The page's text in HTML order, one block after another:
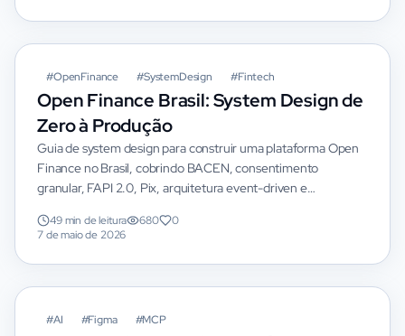
#OpenFinance #SystemDesign #Fintech
Open Finance Brasil: System Design de
Zero à Produção
Guia de system design para construir uma plataforma Open
Finance no Brasil, cobrindo BACEN, consentimento
granular, FAPI 2.0, Pix, arquitetura event-driven e
49 min de leitura 680
0
7 de maio de 2026
#AI #Figma #MCP